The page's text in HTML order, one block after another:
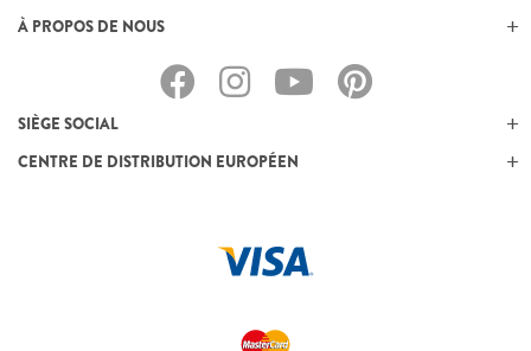
À PROPOS DE NOUS
SIÈGE SOCIAL
CENTRE DE DISTRIBUTION EUROPÉEN